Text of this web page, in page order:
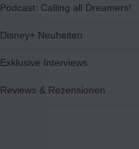
Podcast: Calling all Dreamers!
Disney+ Neuheiten
Exklusive Interviews
Reviews & Rezensionen